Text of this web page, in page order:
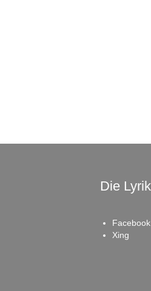
Die
Facebook
Xing